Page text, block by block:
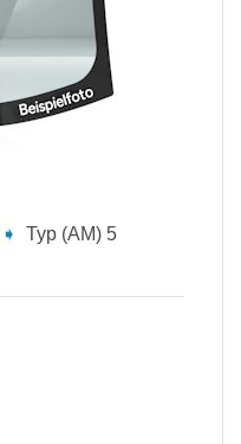
➧
Typ (AM) 5